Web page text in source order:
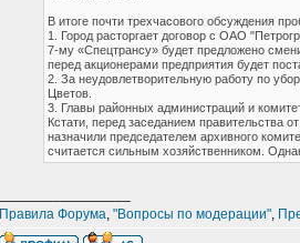
В итоге почти трехчасового обсуждения
1. Город расторгает договор с ОАО
7-му «Спецтрансу» будет предложено
перед акционерами предприятия будет
2. За неудовлетворительную работу по
Цветов.
3. Главы районных администраций и
Кстати, перед заседанием правительства
назначили председателем архивного
считается сильным хозяйственником.
Правила Форума, "Вопросы по модерации",